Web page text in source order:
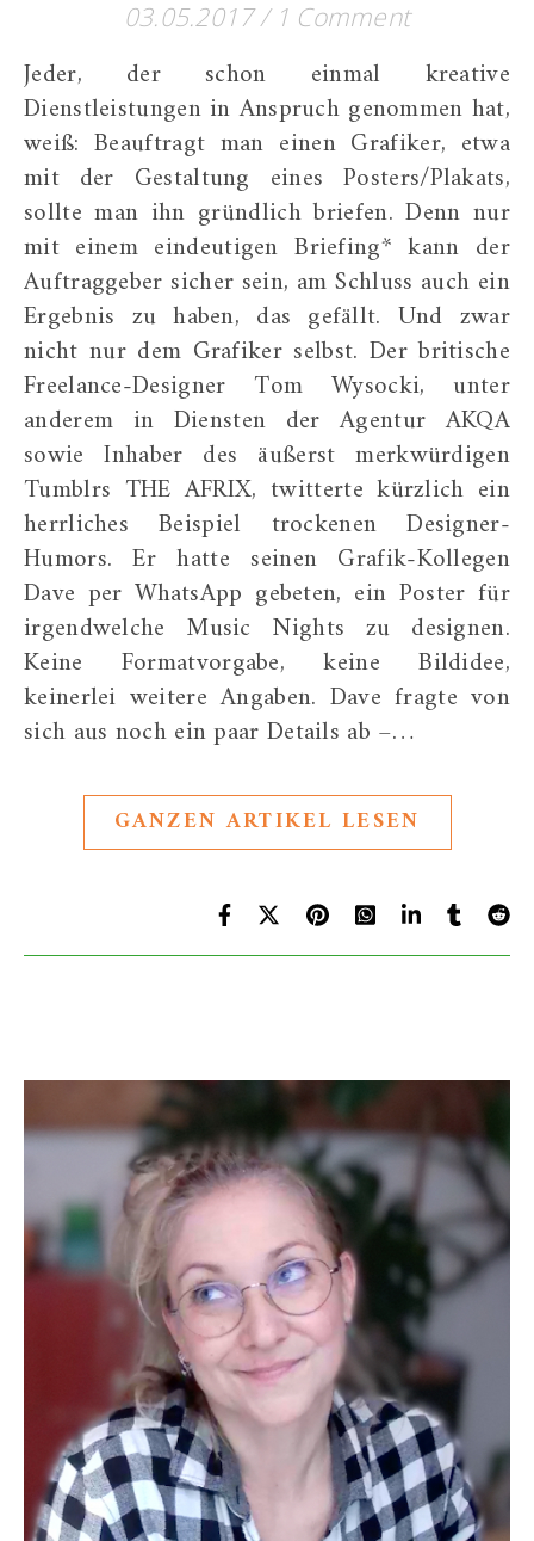
03.05.2017/ 1 Comment
Jeder, der schon einmal kreative
Dienstleistungen in Anspruch genommen hat,
weiß: Beauftragt man einen Grafiker, etwa
mit der Gestaltung eines Posters/Plakats,
sollte man ihn gründlich briefen. Denn nur
mit einem eindeutigen Briefing* kann der
Auftraggeber sicher sein, am Schluss auch ein
Ergebnis zu haben, das gefällt. Und zwar
nicht nur dem Grafiker selbst. Der britische
Freelance-Designer Tom Wysocki, unter
anderem in Diensten der Agentur AKQA
sowie Inhaber des äußerst merkwürdigen
Tumblrs THE AFRIX, twitterte kürzlich ein
herrliches Beispiel trockenen Designer-
Humors. Er hatte seinen Grafik-Kollegen
Dave per WhatsApp gebeten, ein Poster für
irgendwelche Music Nights zu designen.
Keine Formatvorgabe, keine Bildidee,
keinerlei weitere Angaben. Dave fragte von
sich aus noch ein paar Details ab –…
GANZEN ARTIKEL LESEN